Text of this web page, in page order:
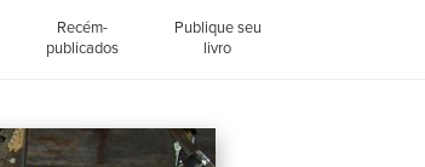
Recém-
publicados
Publique seu
livro